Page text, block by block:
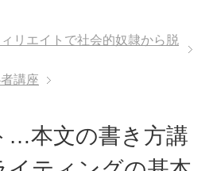
リエイトで社会的奴隷から脱
講座
…本文の書き方講